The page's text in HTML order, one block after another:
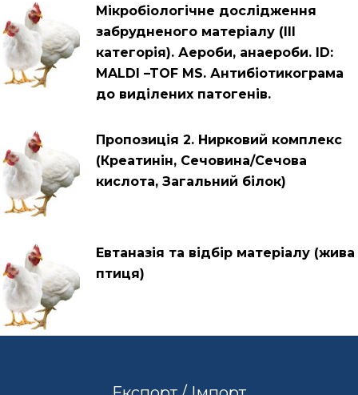
Мікробіологічне дослідження
забрудненого матеріалу (ІІІ
категорія). Аероби, анаероби. ID:
MALDI –TOF MS. Антибіотикограма
до виділених патогенів.
Пропозиція 2. Нирковий комплекс
(Креатинін, Сечовина/Сечова
кислота, Загальний білок)
Евтаназія та відбір матеріалу (жива
птиця)